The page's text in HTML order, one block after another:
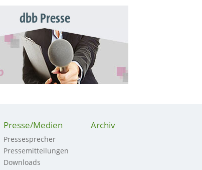
dbb Presse
Presse/Medien
Pressesprecher
Pressemitteilungen
Downloads
Archiv